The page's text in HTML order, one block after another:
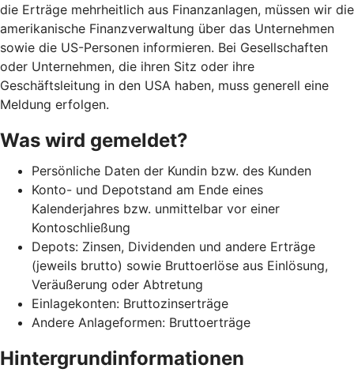
die Erträge mehrheitlich aus Finanzanlagen, müssen wir die
amerikanische Finanzverwaltung über das Unternehmen
sowie die US-Personen informieren. Bei Gesellschaften
oder Unternehmen, die ihren Sitz oder ihre
Geschäftsleitung in den USA haben, muss generell eine
Meldung erfolgen.
Was wird gemeldet?
Persönliche Daten der Kundin bzw. des Kunden
Konto- und Depotstand am Ende eines
Kalenderjahres bzw. unmittelbar vor einer
Kontoschließung
Depots: Zinsen, Dividenden und andere Erträge
(jeweils brutto) sowie Bruttoerlöse aus Einlösung,
Veräußerung oder Abtretung
Einlagekonten: Bruttozinserträge
Andere Anlageformen: Bruttoerträge
Hintergrundinformationen